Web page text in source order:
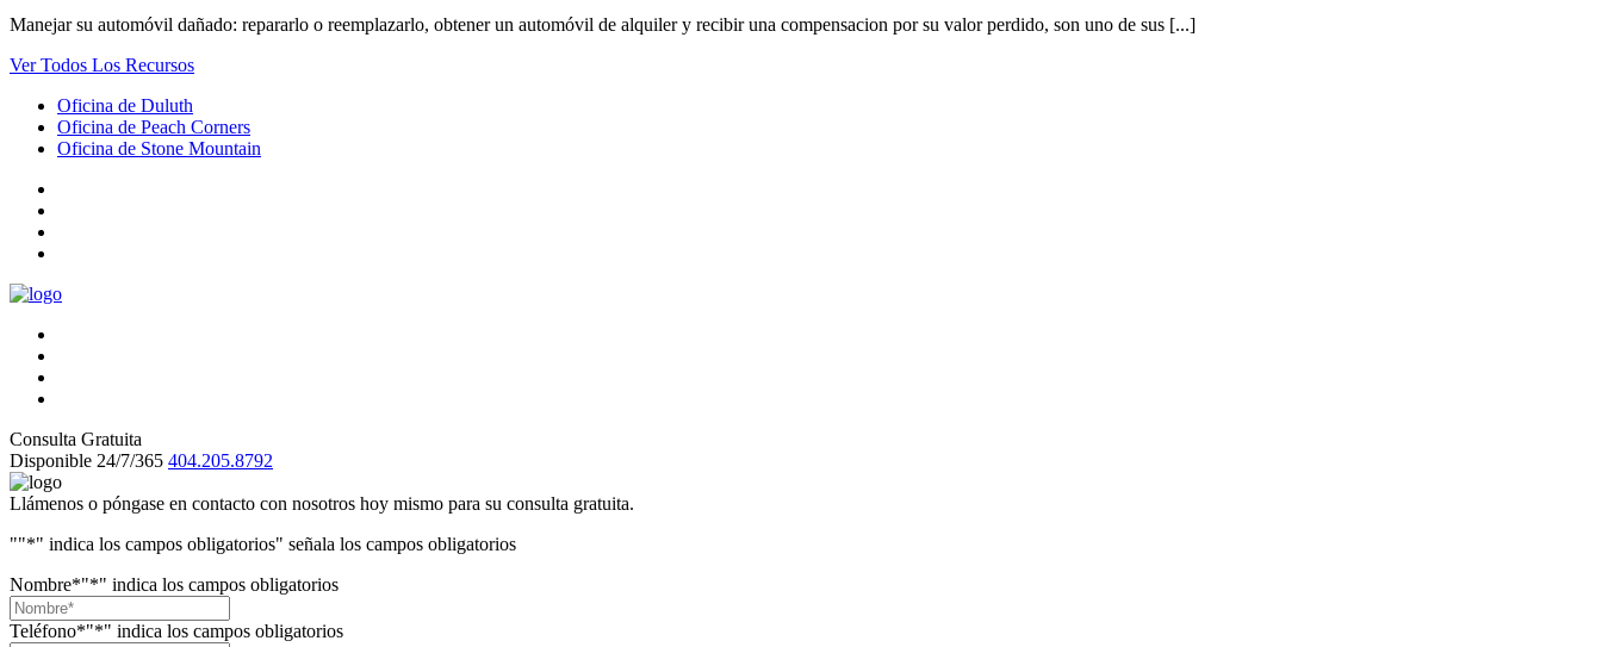
Manejar su automóvil dañado: repararlo o reemplazarlo, obtener un automóvil de alquiler y recibir una compensacion por su valor perdido, son uno de sus [...]
Ver Todos Los Recursos
Oficina de Duluth
Oficina de Peach Corners
Oficina de Stone Mountain
Consulta Gratuita
Disponible 24/7/365 404.205.8792
Llámenos o póngase en contacto con nosotros hoy mismo para su consulta gratuita.
""*" indica los campos obligatorios" señala los campos obligatorios
Nombre*"*" indica los campos obligatorios
Teléfono*"*" indica los campos obligatorios